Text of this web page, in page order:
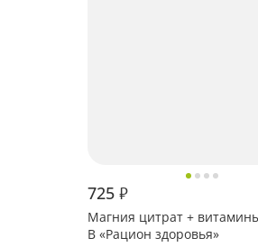
725 ₽
Магния цитрат +
B «Рацион здоровья»